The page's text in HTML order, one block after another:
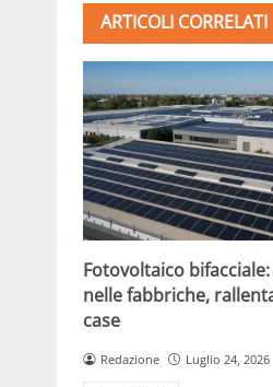
ARTICOLI CORRELATI
Fotovoltaico
nelle fabbriche,
case
Redazione Luglio 24, 2026